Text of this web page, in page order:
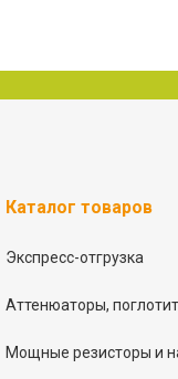
Каталог товаров
Экспресс-отгрузка
Аттенюаторы,
Мощные резисторы и